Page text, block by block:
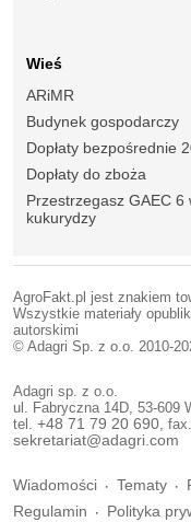
Wieś
ARiMR
Budynek gospodarczy
Dopłaty bezpośrednie
Dopłaty do zboża
Przestrzegasz GAEC 6
kukurydzy
AgroFakt.pl jest znakiem
Wszystkie materiały
autorskimi
© Adagri Sp. z o.o. 2010-
Adagri sp. z o.o.
ul. Fabryczna 14D, 53-609
tel. +48 71 79 20 690 ,
sekretariat@adagri.com
Wiadomości Tematy
Regulamin
Polityka